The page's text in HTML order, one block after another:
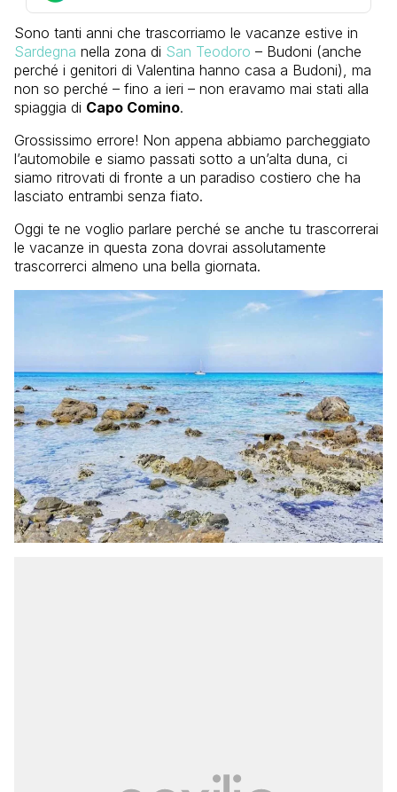
Sono tanti anni che trascorriamo le vacanze estive in
Sardegna nella zona di San Teodoro – Budoni (anche
perché i genitori di Valentina hanno casa a Budoni), ma
non so perché – fino a ieri – non eravamo mai stati alla
spiaggia di Capo Comino.
Grossissimo errore! Non appena abbiamo parcheggiato
l’automobile e siamo passati sotto a un’alta duna, ci
siamo ritrovati di fronte a un paradiso costiero che ha
lasciato entrambi senza fiato.
Oggi te ne voglio parlare perché se anche tu trascorrerai
le vacanze in questa zona dovrai assolutamente
trascorrerci almeno una bella giornata.